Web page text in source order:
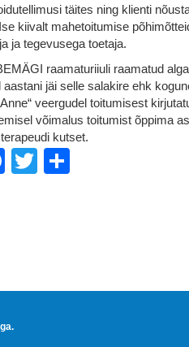
täites ning klienti
kiivalt mahetoitumise
ja tegevusega toetaja.
raamaturiiuli raamatud
aastani jäi selle salakire ehk
veergudel toitumisest
võimalus toitumist õppima
kutset.
Facebook
Twitter